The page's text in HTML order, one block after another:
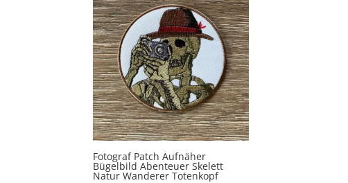
Fotograf Patch Aufnäher
Bügelbild Abenteuer Skelett
Natur Wanderer Totenkopf